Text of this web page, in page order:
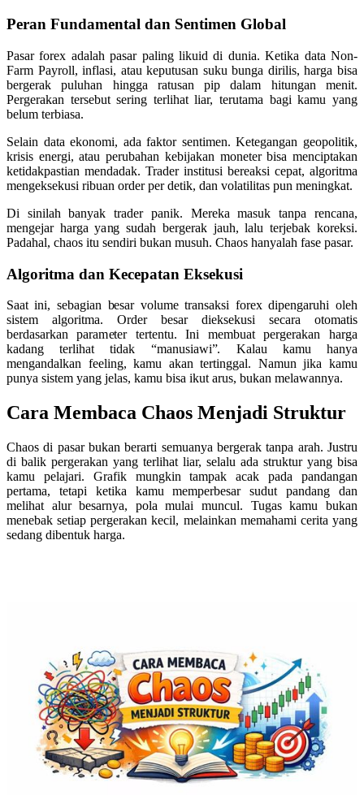
Peran Fundamental dan Sentimen Global
Pasar forex adalah pasar paling likuid di dunia. Ketika data Non-
Farm Payroll, inflasi, atau keputusan suku bunga dirilis, harga bisa
bergerak puluhan hingga ratusan pip dalam hitungan menit.
Pergerakan tersebut sering terlihat liar, terutama bagi kamu yang
belum terbiasa.
Selain data ekonomi, ada faktor sentimen. Ketegangan geopolitik,
krisis energi, atau perubahan kebijakan moneter bisa menciptakan
ketidakpastian mendadak. Trader institusi bereaksi cepat, algoritma
mengeksekusi ribuan order per detik, dan volatilitas pun meningkat.
Di sinilah banyak trader panik. Mereka masuk tanpa rencana,
mengejar harga yang sudah bergerak jauh, lalu terjebak koreksi.
Padahal, chaos itu sendiri bukan musuh. Chaos hanyalah fase pasar.
Algoritma dan Kecepatan Eksekusi
Saat ini, sebagian besar volume transaksi forex dipengaruhi oleh
sistem algoritma. Order besar dieksekusi secara otomatis
berdasarkan parameter tertentu. Ini membuat pergerakan harga
kadang terlihat tidak “manusiawi”. Kalau kamu hanya
mengandalkan feeling, kamu akan tertinggal. Namun jika kamu
punya sistem yang jelas, kamu bisa ikut arus, bukan melawannya.
Cara Membaca Chaos Menjadi Struktur
Chaos di pasar bukan berarti semuanya bergerak tanpa arah. Justru
di balik pergerakan yang terlihat liar, selalu ada struktur yang bisa
kamu pelajari. Grafik mungkin tampak acak pada pandangan
pertama, tetapi ketika kamu memperbesar sudut pandang dan
melihat alur besarnya, pola mulai muncul. Tugas kamu bukan
menebak setiap pergerakan kecil, melainkan memahami cerita yang
sedang dibentuk harga.